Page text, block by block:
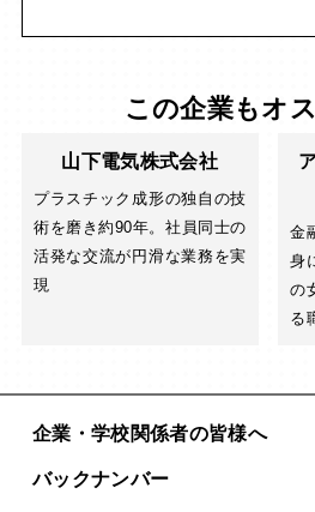
この企業もオ
山下電気株式会社
プラスチック成形の独自の技
術を磨き約90年。社員同士の
活発な交流が円滑な業務を実
現
金
身
の
る
企業・学校関係者の皆様へ
バックナンバー